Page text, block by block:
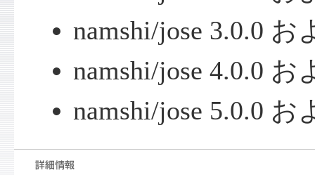
namshi/jose 3.0.0
namshi/jose 4.0.0
namshi/jose 5.0.0